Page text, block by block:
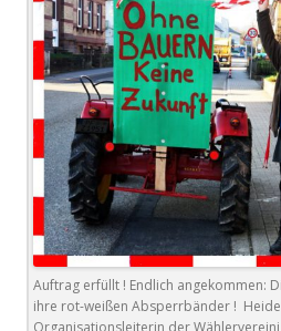
Auftrag erfüllt ! Endlich angekommen:
ihre rot-weißen Absperrbänder !
Organisationsleiterin der